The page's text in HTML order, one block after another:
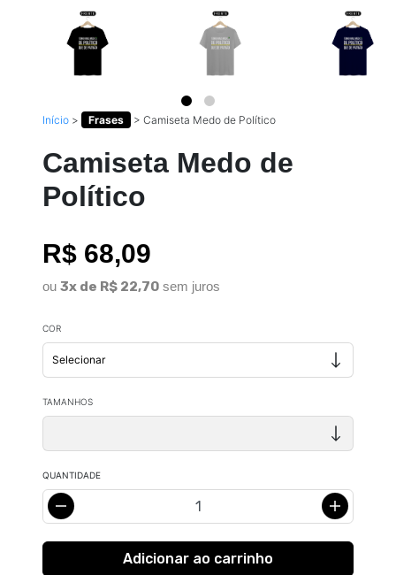
Início > Frases > Camiseta Medo de Político
Camiseta Medo de
Político
R$ 68,09
ou 3x de R$ 22,70 sem juros
COR
TAMANHOS
QUANTIDADE